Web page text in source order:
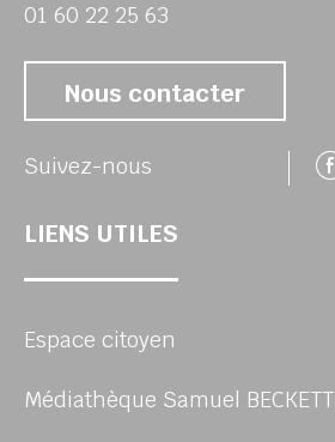
01 60 22 25 63
Nous contacter
Suivez-nous
LIENS UTILES
Espace citoyen
Médiathèque Samuel BECKETT